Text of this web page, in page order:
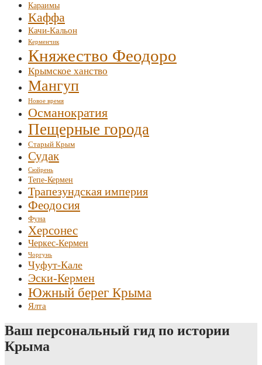
Караимы
Каффа
Качи-Кальон
Керменчик
Княжество Феодоро
Крымское ханство
Мангуп
Новое время
Османократия
Пещерные города
Старый Крым
Судак
Сюйрень
Тепе-Кермен
Трапезундская империя
Феодосия
Фуна
Херсонес
Черкес-Кермен
Чоргунь
Чуфут-Кале
Эски-Кермен
Южный берег Крыма
Ялта
Ваш персональный гид по истории
Крыма